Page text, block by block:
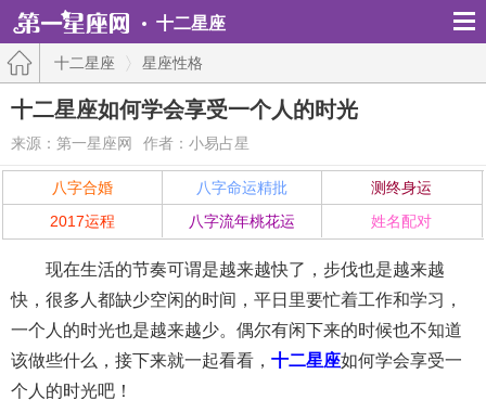
十二星座
十二星座 星座性格
十二星座如何学会享受一个人的时光
来源：第一星座网 作者：小易占星
八字合婚 八字命运精批
测终身运
2017运程
八字流年桃花运 姓名配对
现在生活的节奏可谓是越来越快了，步伐也是越来越
快，很多人都缺少空闲的时间，平日里要忙着工作和学习，
一个人的时光也是越来越少。偶尔有闲下来的时候也不知道
该做些什么，接下来就一起看看， 十二星座如何学会享受一
个人的时光吧！